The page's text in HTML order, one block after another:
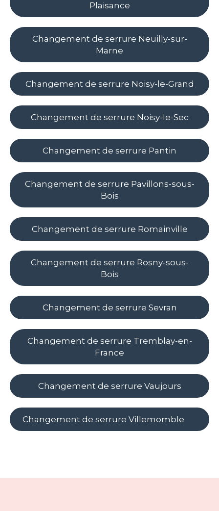
Plaisance
Changement de serrure Neuilly-sur-
Marne
Changement de serrure Noisy-le-Grand
Changement de serrure Noisy-le-Sec
Changement de serrure Pantin
Changement de serrure Pavillons-sous-
Bois
Changement de serrure Romainville
Changement de serrure Rosny-sous-
Bois
Changement de serrure Sevran
Changement de serrure Tremblay-en-
France
Changement de serrure Vaujours
Changement de serrure Villemomble